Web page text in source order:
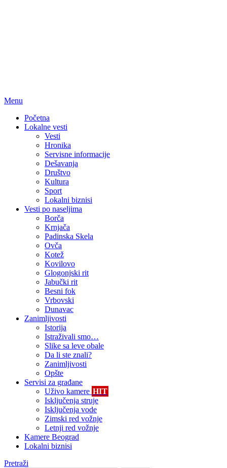
Menu
Početna
Lokalne vesti
Vesti
Hronika
Servisne informacije
Dešavanja
Društvo
Kultura
Sport
Lokalni biznisi
Vesti po naseljima
Borča
Krnjača
Padinska Skela
Ovča
Kotež
Kovilovo
Glogonjski rit
Jabučki rit
Besni fok
Vrbovski
Dunavac
Zanimljivosti
Istorija
Istraživali smo…
Slike sa leve obale
Da li ste znali?
Zanimljivosti
Opšte
Servisi za građane
Uživo kamere HIT
Isključenja struje
Isključenja vode
Zimski red vožnje
Letnji red vožnje
Kamere Beograd
Lokalni biznisi
Pretraži